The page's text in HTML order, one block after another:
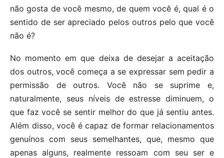
não gosta de você mesmo, de quem você é, qual é o
sentido de ser apreciado pelos outros pelo que você
não é?
No momento em que deixa de desejar a aceitação
dos outros, você começa a se expressar sem pedir a
permissão de outros. Você não se suprime e,
naturalmente, seus níveis de estresse diminuem, o
que faz você se sentir melhor do que já sentiu antes.
Além disso, você é capaz de formar relacionamentos
genuínos com seus semelhantes, que, mesmo que
apenas alguns, realmente ressoam com seu ser e